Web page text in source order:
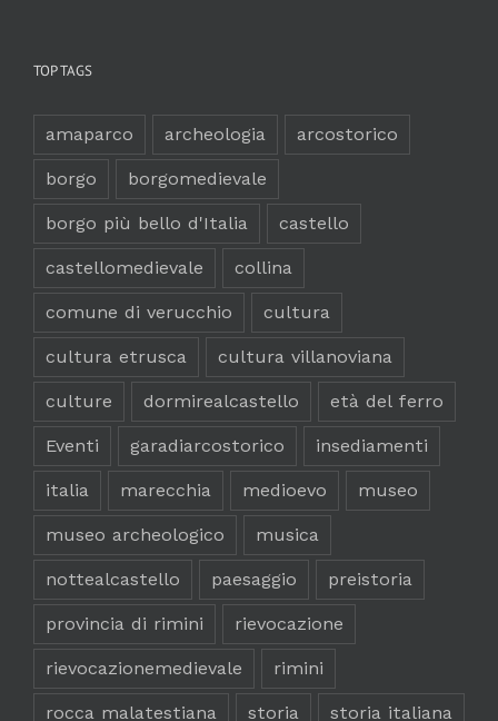
TOP TAGS
amaparco archeologia arcostorico
borgo borgomedievale
borgo più bello d'Italia castello
castellomedievale collina
comune di verucchio cultura
cultura etrusca cultura villanoviana
culture dormirealcastello età del ferro
Eventi garadiarcostorico insediamenti
italia marecchia medioevo museo
museo archeologico musica
nottealcastello paesaggio preistoria
provincia di rimini rievocazione
rievocazionemedievale rimini
rocca malatestiana storia storia italiana